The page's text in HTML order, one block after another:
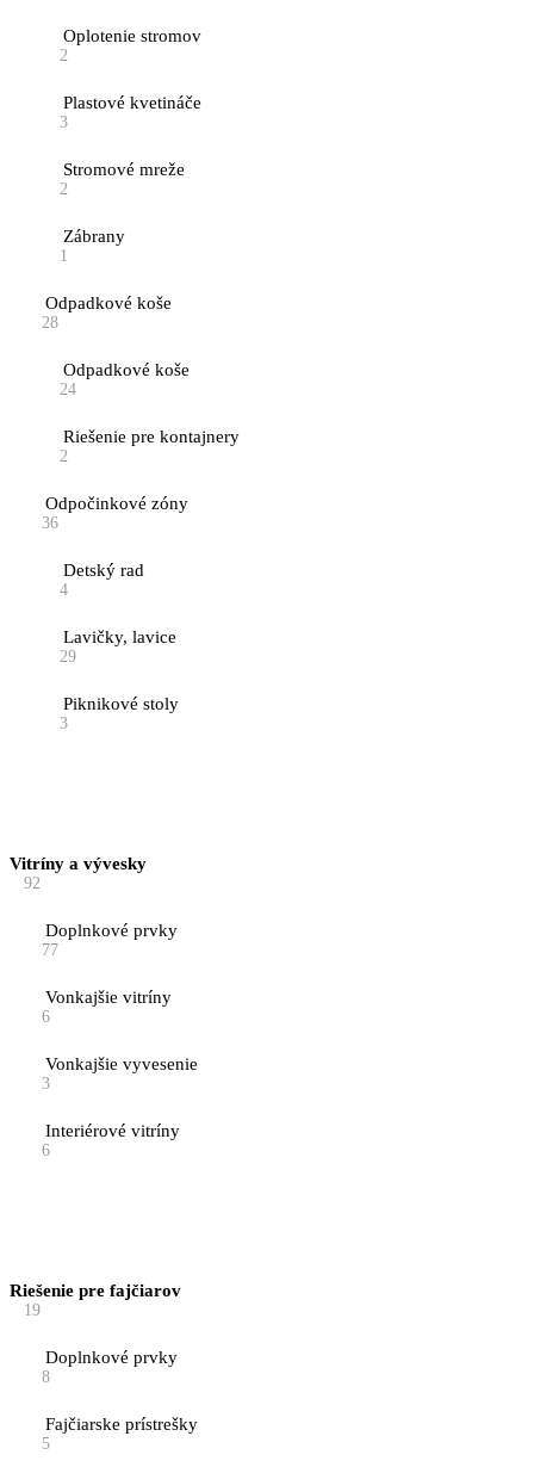
Oplotenie stromov
2
Plastové kvetináče
3
Stromové mreže
2
Zábrany
1
Odpadkové koše
28
Odpadkové koše
24
Riešenie pre kontajnery
2
Odpočinkové zóny
36
Detský rad
4
Lavičky, lavice
29
Piknikové stoly
3
Vitríny a vývesky
92
Doplnkové prvky
77
Vonkajšie vitríny
6
Vonkajšie vyvesenie
3
Interiérové vitríny
6
Riešenie pre fajčiarov
19
Doplnkové prvky
8
Fajčiarske prístrešky
5